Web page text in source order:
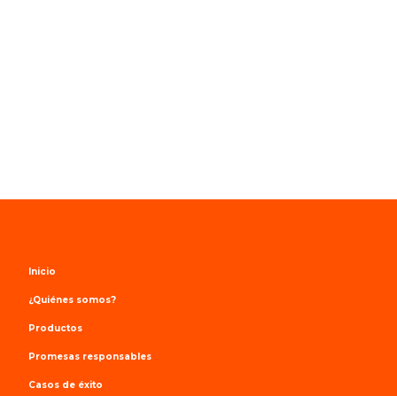
Inicio
¿Quiénes somos?
Productos
Promesas responsables
Casos de éxito